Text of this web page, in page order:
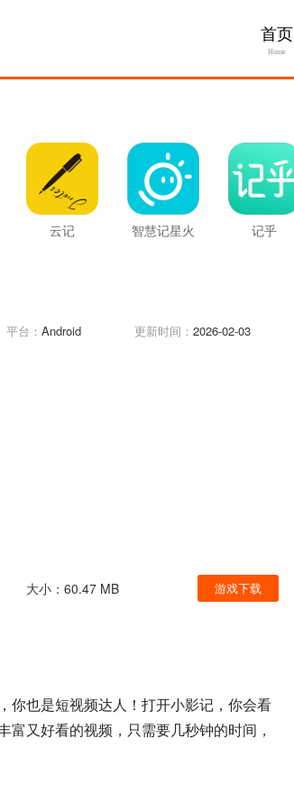
首页
Home
云记 智慧记星火 记乎
平台： Android 更新时间： 2026-02-03
大小：60.47 MB 游戏下载
你也是短视频达人！打开小影记，你会看
又好看的视频，只需要几秒钟的时间，